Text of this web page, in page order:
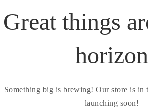
Great things
horizon
Something big is brewing! Our store is in
launching soon!